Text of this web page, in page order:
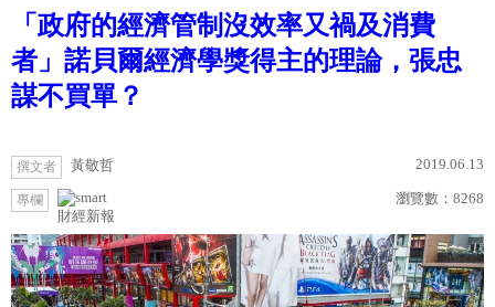
「政府的經濟管制沒效率又禍及消費
者」諾貝爾經濟學獎得主的理論，張忠
謀不買單？
撰文者 黃敬哲 2019.06.13
專欄
財經新報
瀏覽數： 8268